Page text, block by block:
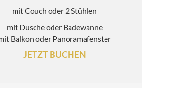
mit Couch oder 2 Stühlen
mit Dusche oder Badewanne
Balkon oder Panoramafenster
JETZT BUCHEN